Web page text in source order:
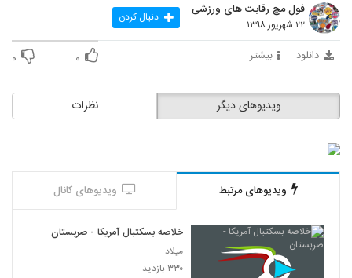
فول مچ رقابت های ورزشی
۲۲ شهریور ۱۳۹۸ دنبال کردن
دانلود بیشتر ۰ ۰
نظرات ویدیوهای دیگر
ویدیوهای مرتبط ویدیوهای کانال
خلاصه بسکتبال آمریکا - صربستان
میلاد
۳۳۰ بازدید